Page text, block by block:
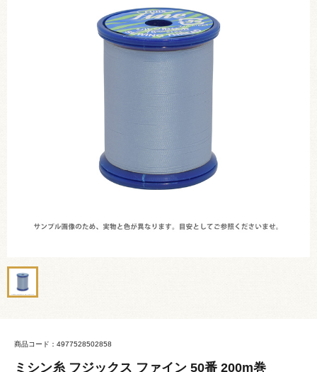
商品コード：4977528502858
ミシン糸 フジックス ファイン 50番 200m巻